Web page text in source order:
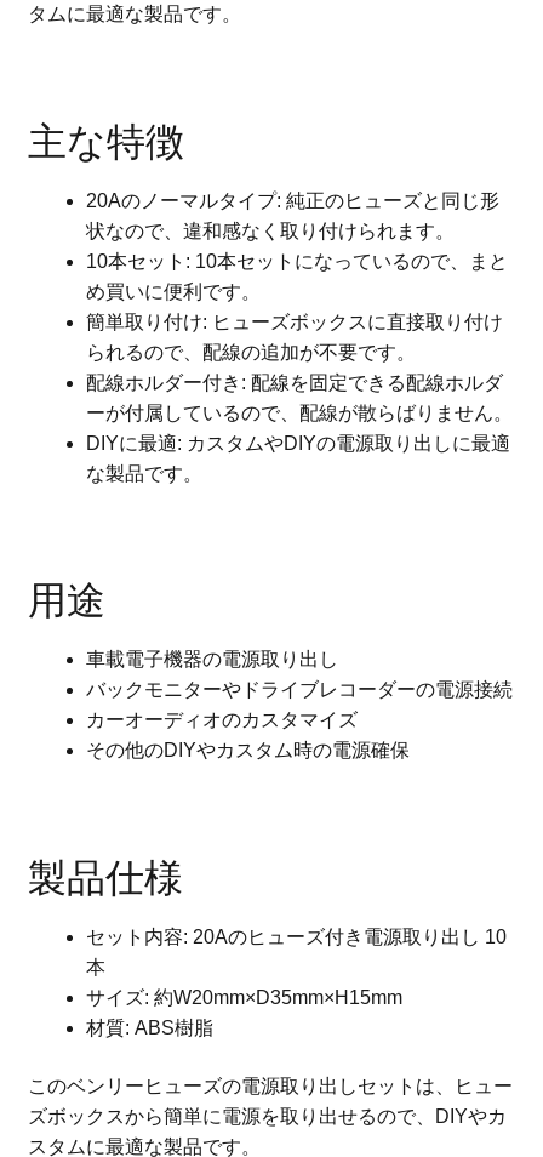
タムに最適な製品です。
主な特徴
20Aのノーマルタイプ: 純正のヒューズと同じ形
状なので、違和感なく取り付けられます。
10本セット: 10本セットになっているので、まと
め買いに便利です。
簡単取り付け: ヒューズボックスに直接取り付け
られるので、配線の追加が不要です。
配線ホルダー付き: 配線を固定できる配線ホルダ
ーが付属しているので、配線が散らばりません。
DIYに最適: カスタムやDIYの電源取り出しに最適
な製品です。
用途
車載電子機器の電源取り出し
バックモニターやドライブレコーダーの電源接続
カーオーディオのカスタマイズ
その他のDIYやカスタム時の電源確保
製品仕様
セット内容: 20Aのヒューズ付き電源取り出し 10
本
サイズ: 約W20mm×D35mm×H15mm
材質: ABS樹脂
このベンリーヒューズの電源取り出しセットは、ヒュー
ズボックスから簡単に電源を取り出せるので、DIYやカ
スタムに最適な製品です。